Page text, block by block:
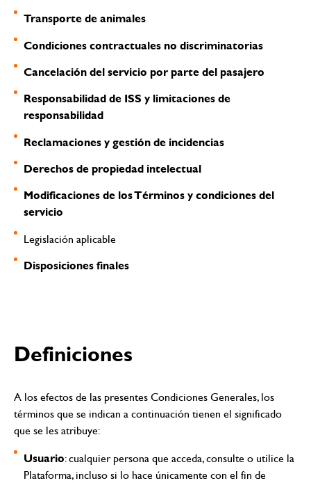
Transporte de animales
Condiciones contractuales no discriminatorias
Cancelación del servicio por parte del pasajero
Responsabilidad de ISS y limitaciones de
responsabilidad
Reclamaciones y gestión de incidencias
Derechos de propiedad intelectual
Modificaciones de los Términos y condiciones del
servicio
Legislación aplicable
Disposiciones finales
Definiciones
A los efectos de las presentes Condiciones Generales, los
términos que se indican a continuación tienen el significado
que se les atribuye:
Usuario: cualquier persona que acceda, consulte o utilice la
Plataforma, incluso si lo hace únicamente con el fin de